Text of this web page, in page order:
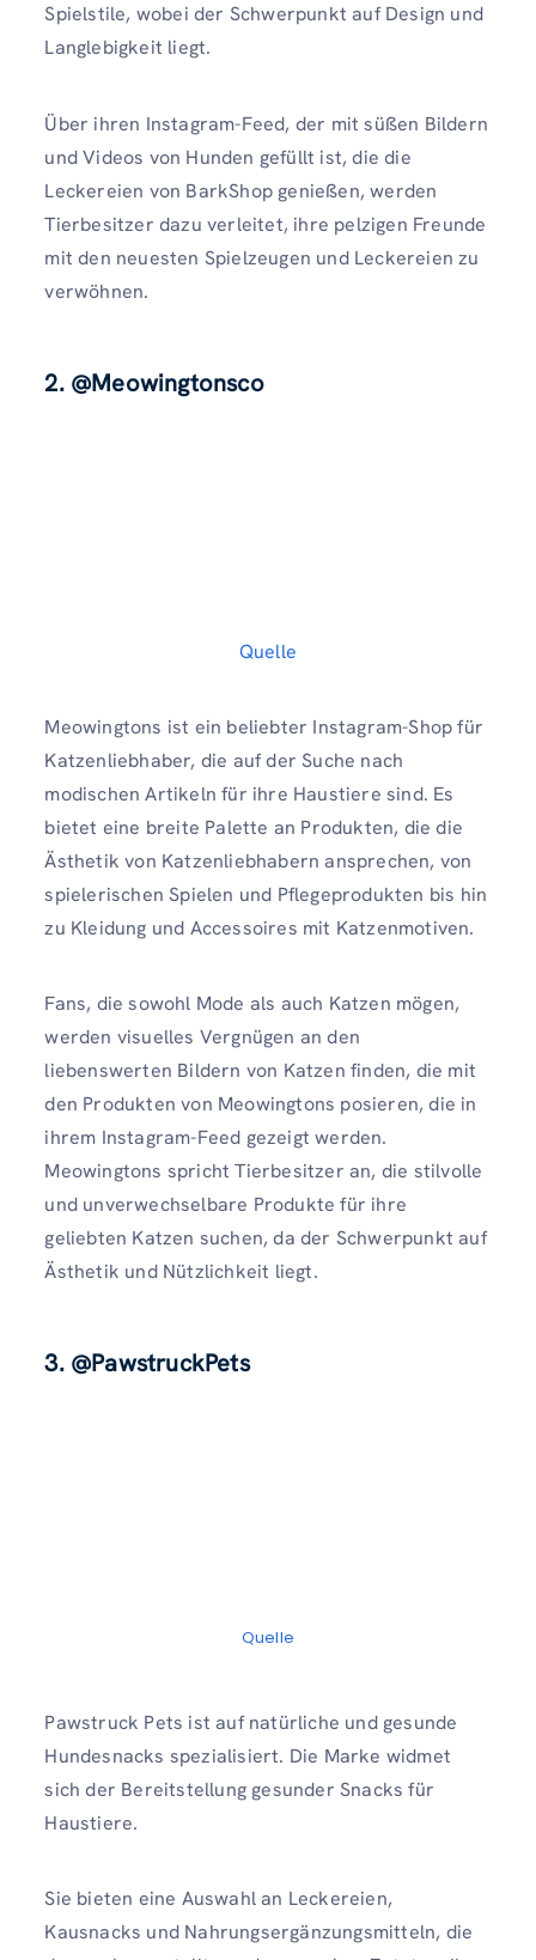
Spielstile, wobei der Schwerpunkt auf Design und
Langlebigkeit liegt.
Über ihren Instagram-Feed, der mit süßen Bildern
und Videos von Hunden gefüllt ist, die die
Leckereien von BarkShop genießen, werden
Tierbesitzer dazu verleitet, ihre pelzigen Freunde
mit den neuesten Spielzeugen und Leckereien zu
verwöhnen.
2. @Meowingtonsco
Quelle
Meowingtons ist ein beliebter Instagram-Shop für
Katzenliebhaber, die auf der Suche nach
modischen Artikeln für ihre Haustiere sind. Es
bietet eine breite Palette an Produkten, die die
Ästhetik von Katzenliebhabern ansprechen, von
spielerischen Spielen und Pflegeprodukten bis hin
zu Kleidung und Accessoires mit Katzenmotiven.
Fans, die sowohl Mode als auch Katzen mögen,
werden visuelles Vergnügen an den
liebenswerten Bildern von Katzen finden, die mit
den Produkten von Meowingtons posieren, die in
ihrem Instagram-Feed gezeigt werden.
Meowingtons spricht Tierbesitzer an, die stilvolle
und unverwechselbare Produkte für ihre
geliebten Katzen suchen, da der Schwerpunkt auf
Ästhetik und Nützlichkeit liegt.
3. @PawstruckPets
Quelle
Pawstruck Pets ist auf natürliche und gesunde
Hundesnacks spezialisiert. Die Marke widmet
sich der Bereitstellung gesunder Snacks für
Haustiere.
Sie bieten eine Auswahl an Leckereien,
Kausnacks und Nahrungsergänzungsmitteln, die